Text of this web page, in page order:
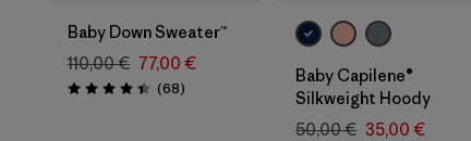
Baby Down Sweater™
110,00 € 77,00 €
Évaluation: 4.4 / 5
(68Avis
)
Baby Capilene®
Silkweight Hoody
50,00 € 35,00 €